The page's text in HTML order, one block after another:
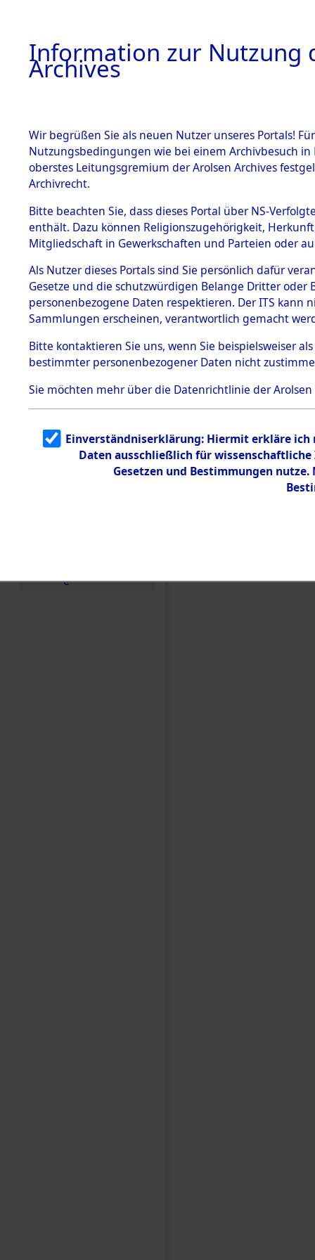
BESTÄNDE
1.
mente
5. Verschiedenes
5.3
Todesmärsche
5.3.1 Alliierte
Erhebungen
zu
Todesmärsch
en
5.3.2
g
5.3.3
Todesmärsch
e
Baden-
Information zur Nutzung
Archives
Wir begrüßen Sie als neuen Nutzer unseres Portals!
Nutzungsbedingungen wie bei einem Archivbesuch
oberstes Leitungsgremium der Arolsen Archives
Archivrecht.
Bitte beachten Sie, dass dieses Portal über NS-
enthält. Dazu können Religionszugehörigkeit,
Mitgliedschaft in Gewerkschaften und Parteien oder
Als Nutzer dieses Portals sind Sie persönlich dafür
Gesetze und die schutzwürdigen Belange Dritter
personenbezogene Daten respektieren. Der ITS
Sammlungen erscheinen, verantwortlich gemacht
Bitte kontaktieren Sie uns, wenn Sie beispielsweiser
bestimmter personenbezogener Daten nicht
Sie möchten mehr über die Datenrichtlinie der Arolsen
Einverständniserklärung: Hiermit erkläre ich
Daten ausschließlich für
Gesetzen und Bestimmungen